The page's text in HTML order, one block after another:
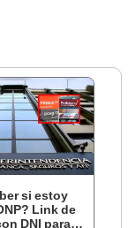
si estoy
Link de
DNI para